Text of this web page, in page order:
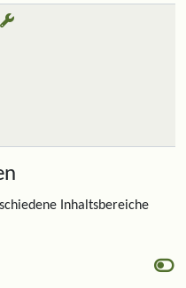
Inhaltsbereiche